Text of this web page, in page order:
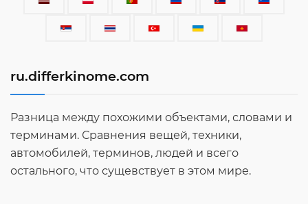
ru.differkinome.com
Разница между похожими объектами, словами и
терминами. Сравнения вещей, техники,
автомобилей, терминов, людей и всего
остального, что сущевствует в этом мире.